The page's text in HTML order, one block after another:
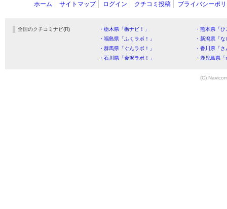
ホーム サイトマップ ログイン クチコミ投稿 プライバシーポ
全国のクチコミナビ(R) ・栃木県「栃ナビ！」
・熊本県「
・福島県「ふくラボ！」
・新潟県「
・群馬県「ぐんラボ！」
・香川県「
・石川県「金沢ラボ！」
・鹿児島県
(C)